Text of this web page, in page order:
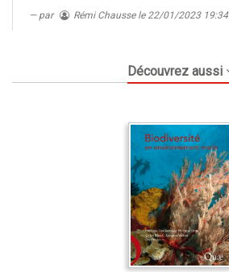
par Rémi Chausse le 22/01/2023 19:34
Découvrez aussi